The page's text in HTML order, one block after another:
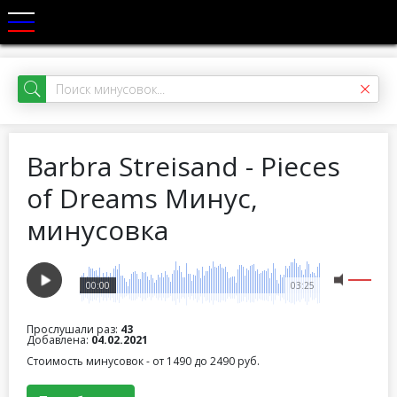
Barbra Streisand - Pieces
of Dreams Минус,
минусовка
03:25
00:00
Прослушали раз: 43
Добавлена: 04.02.2021
Стоимость минусовок - от 1490 до 2490 руб.